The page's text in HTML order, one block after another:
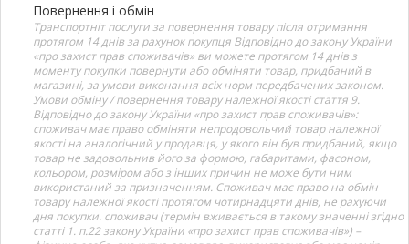
Повернення і обмін
Транспортніт послуги за повернення товару після отримання
протягом 14 днів за рахунок покупця Відповідно до закону України
«про захист прав споживачів» ви можете протягом 14 днів з
моменту покупки повернути або обміняти товар, придбаний в
магазині, за умови виконання всіх норм передбачених законом.
Умови обміну / повернення товару належної якості стаття 9.
Відповідно до закону України «про захист прав споживачів»:
споживач має право обміняти непродовольчий товар належної
якості на аналогічний у продавця, у якого він був придбаний, якщо
товар не задовольнив його за формою, габаритами, фасоном,
кольором, розміром або з інших причин не може бути ним
використаний за призначенням. Споживач має право на обмін
товару належної якості протягом чотирнадцяти днів, не рахуючи
дня покупки. споживач (термін вживається в такому значенні згідно
статті 1. п.22 закону України «про захист прав споживачів») –